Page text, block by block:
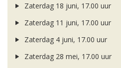
Zaterdag 18 juni, 17.00 uur
Zaterdag 11 juni, 17.00 uur
Zaterdag 4 juni, 17.00 uur
Zaterdag 28 mei, 17.00 uur